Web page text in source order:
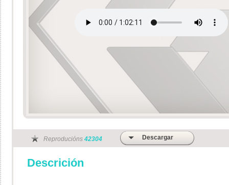
Reproducións 42304 Descargar
Descrición